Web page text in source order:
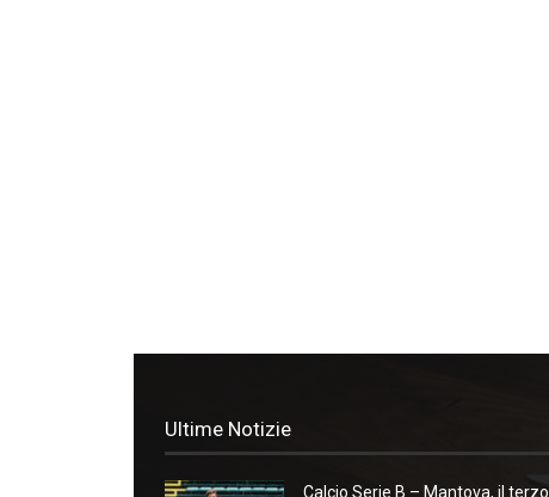
Ultime Notizie
Calcio Serie B – Mantova, il terzo